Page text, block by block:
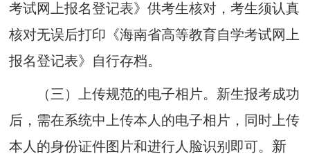
考试网上报名登记表》供考生核对，考生须认真
核对无误后打印 《海南省高等教育自学考试网上
报名登记表》自行存档。
（三） 上传规范的电子相片。 新生报考成功
后 ， 需在系统中上传本人的电子相片 ， 同时上传
本 人的身份证件图 片和进行人脸识别即可。 新